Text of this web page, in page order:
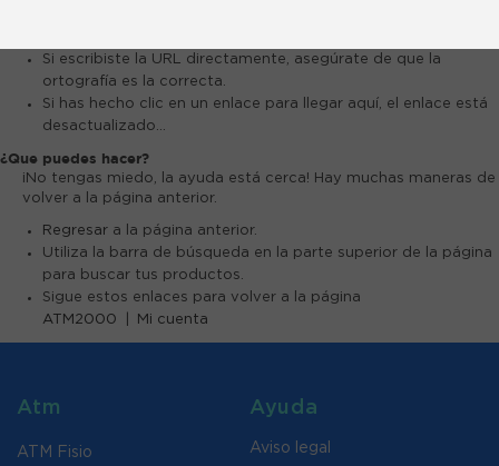
Si escribiste la URL directamente, asegúrate de que la
ortografía es la correcta.
Si has hecho clic en un enlace para llegar aquí, el enlace está
desactualizado...
¿Que puedes hacer?
¡No tengas miedo, la ayuda está cerca! Hay muchas maneras de
volver a la página anterior.
Regresara la página anterior.
Utiliza la barra de búsqueda en la parte superior de la página
para buscar tus productos.
Sigue estos enlaces para volver a la página
ATM2000
Mi cuenta
Atm
ATM Fisio
Ayuda
Aviso legal